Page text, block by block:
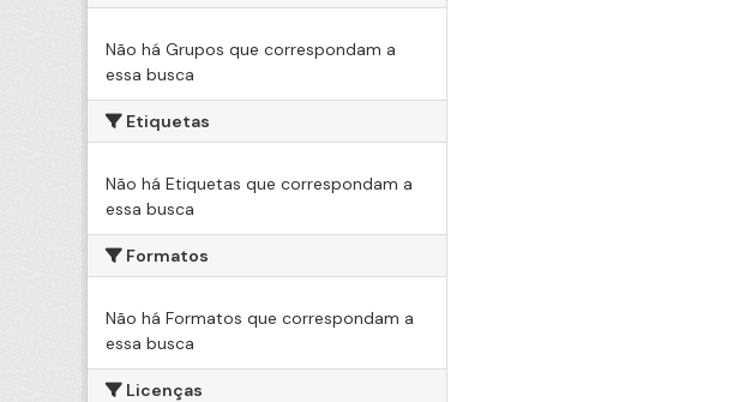
Não há Grupos que correspondam a
essa busca
Etiquetas
Não há Etiquetas que correspondam a
essa busca
Formatos
Não há Formatos que correspondam a
essa busca
Licenças